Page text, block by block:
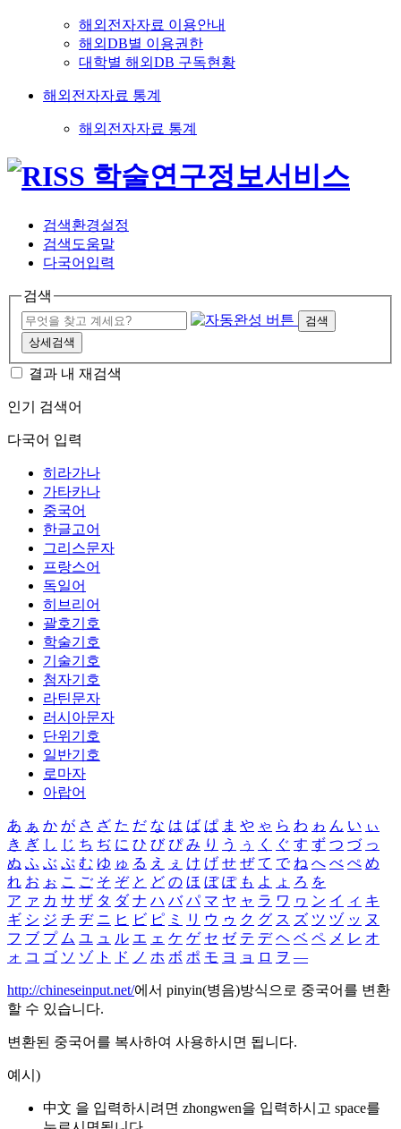
해외전자자료 이용안내
해외DB별 이용권한
대학별 해외DB 구독현황
해외전자자료 통계
해외전자자료 통계
검색환경설정
검색도움말
다국어입력
검색
검색
상세검색
결과 내 재검색
인기 검색어
다국어 입력
히라가나
가타카나
중국어
한글고어
그리스문자
프랑스어
독일어
히브리어
괄호기호
학술기호
기술기호
첨자기호
라틴문자
러시아문자
단위기호
일반기호
로마자
아랍어
あ ぁ か が さ ざ た だ な は ば ぱ ま や ゃ ら わ ゎ ん い ぃ
き ぎ し じ ち ぢ に ひ び ぴ み り う ぅ く ぐ す ず つ づ っ
ぬ ふ ぶ ぷ む ゆ ゅ る え ぇ け げ せ ぜ て で ね へ べ ぺ め
れ お ぉ こ ご そ ぞ と ど の ほ ぼ ぽ も よ ょ ろ を
ア ァ カ サ ザ タ ダ ナ ハ バ パ マ ヤ ャ ラ ワ ヮ ン イ ィ キ
ギ シ ジ チ ヂ ニ ヒ ビ ピ ミ リ ウ ゥ ク グ ス ズ ツ ヅ ッ ヌ
フ ブ プ ム ユ ュ ル エ ェ ケ ゲ セ ゼ テ デ ヘ ベ ペ メ レ オ
ォ コ ゴ ソ ゾ ト ド ノ ホ ボ ポ モ ヨ ョ ロ ヲ ―
http://chineseinput.net/에서 pinyin(병음)방식으로 중국어를 변환
할 수 있습니다.
변환된 중국어를 복사하여 사용하시면 됩니다.
예시)
中文 을 입력하시려면 zhongwen을 입력하시고 space를